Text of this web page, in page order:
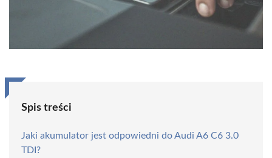
Spis treści
Jaki akumulator jest odpowiedni do Audi A6 C6 3.0
TDI?